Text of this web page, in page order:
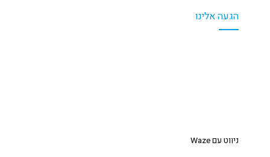
הגעה אלינו
ניווט עם Waze